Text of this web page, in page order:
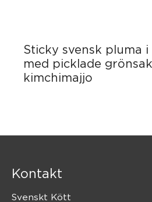
Sticky svensk pluma i
med picklade
kimchimajjo
Kontakt
Svenskt Kött